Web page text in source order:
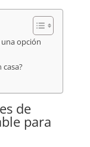
opción
de
para